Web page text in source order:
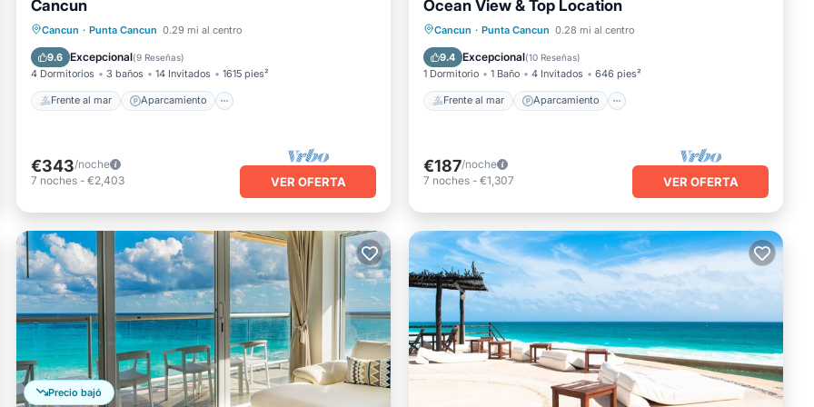
Cancun
Cancun · Punta Cancun 0.29 mi al centro
9.6 Excepcional(9 Reseñas)
4 Dormitorios 3 baños 14 Invitados 1615 pies²
Frente al mar Aparcamiento
Frente al mar Aparcamiento
Vista al mar
€343/noche
7 noches - €2,403 VER OFERTA
Ocean View & Top Location
Cancun · Punta Cancun 0.28 mi al centro
9.4 Excepcional(10 Reseñas)
1 Dormitorio 1 Baño 4 Invitados 646 pies²
Frente al mar Aparcamiento
Frente al mar Aparcamiento
Vista al mar
€187/noche
7 noches - €1,307 VER OFERTA
Precio bajó